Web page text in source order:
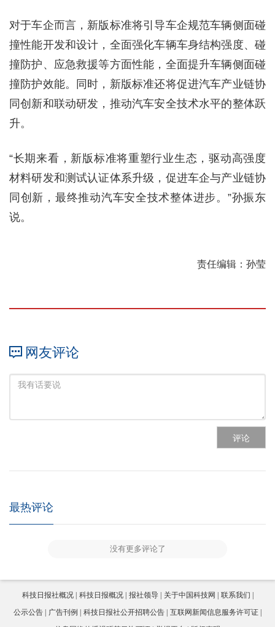
对于车企而言，新版标准将引导车企规范车辆侧面碰
撞性能开发和设计，全面强化车辆车身结构强度、碰
撞防护、应急救援等方面性能，全面提升车辆侧面碰
撞防护效能。同时，新版标准还将促进汽车产业链协
同创新和联动研发，推动汽车安全技术水平的整体跃
升。
“长期来看，新版标准将重塑行业生态，驱动高强度
材料研发和测试认证体系升级，促进车企与产业链协
同创新，最终推动汽车安全技术整体进步。”孙振东
说。
责任编辑：孙莹
网友评论
评论
最热评论
没有更多评论了
科技日报社概况 科技日报概况 报社领导 关于中国科技网
联系我们
公示公告
广告刊例 科技日报社公开招聘公告
互联网新闻信息服务许可证